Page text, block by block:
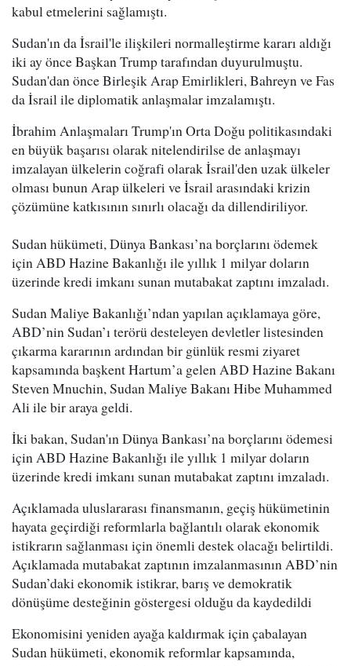
kabul etmelerini sağlamıştı.
Sudan'ın da İsrail'le ilişkileri normalleştirme kararı aldığı
iki ay önce Başkan Trump tarafından duyurulmuştu.
Sudan'dan önce Birleşik Arap Emirlikleri, Bahreyn ve Fas
da İsrail ile diplomatik anlaşmalar imzalamıştı.
İbrahim Anlaşmaları Trump'ın Orta Doğu politikasındaki
en büyük başarısı olarak nitelendirilse de anlaşmayı
imzalayan ülkelerin coğrafi olarak İsrail'den uzak ülkeler
olması bunun Arap ülkeleri ve İsrail arasındaki krizin
çözümüne katkısının sınırlı olacağı da dillendiriliyor.
Sudan hükümeti, Dünya Bankası’na borçlarını ödemek
için ABD Hazine Bakanlığı ile yıllık 1 milyar doların
üzerinde kredi imkanı sunan mutabakat zaptını imzaladı.
Sudan Maliye Bakanlığı’ndan yapılan açıklamaya göre,
ABD’nin Sudan’ı terörü desteleyen devletler listesinden
çıkarma kararının ardından bir günlük resmi ziyaret
kapsamında başkent Hartum’a gelen ABD Hazine Bakanı
Steven Mnuchin, Sudan Maliye Bakanı Hibe Muhammed
Ali ile bir araya geldi.
İki bakan, Sudan'ın Dünya Bankası’na borçlarını ödemesi
için ABD Hazine Bakanlığı ile yıllık 1 milyar doların
üzerinde kredi imkanı sunan mutabakat zaptını imzaladı.
Açıklamada uluslararası finansmanın, geçiş hükümetinin
hayata geçirdiği reformlarla bağlantılı olarak ekonomik
istikrarın sağlanması için önemli destek olacağı belirtildi.
Açıklamada mutabakat zaptının imzalanmasının ABD’nin
Sudan’daki ekonomik istikrar, barış ve demokratik
dönüşüme desteğinin göstergesi olduğu da kaydedildi
Ekonomisini yeniden ayağa kaldırmak için çabalayan
Sudan hükümeti, ekonomik reformlar kapsamında,